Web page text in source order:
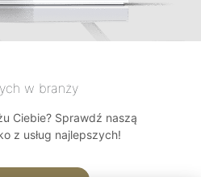
w branży
Ciebie? Sprawdź naszą
z usług najlepszych!